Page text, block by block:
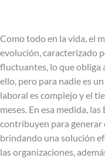
Como todo en la vida, el
evolución, caracterizado
fluctuantes, lo que obliga
ello, pero para nadie es
laboral es complejo y el
meses. En esa medida,
contribuyen para generar
brindando una solución
las organizaciones,